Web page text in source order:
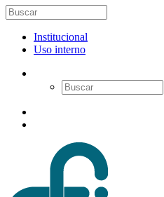
Institucional
Uso interno